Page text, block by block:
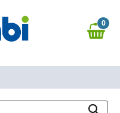
0,00 €
0